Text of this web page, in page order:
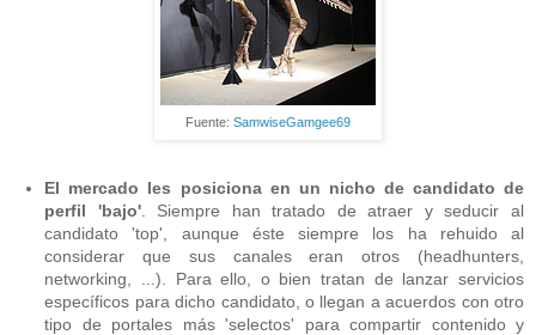
Fuente: SamwiseGamgee69
El mercado les posiciona en un nicho de candidato de
perfil 'bajo'. Siempre han tratado de atraer y seducir al
candidato 'top', aunque éste siempre los ha rehuido al
considerar que sus canales eran otros (headhunters,
networking, ...). Para ello, o bien tratan de lanzar servicios
específicos para dicho candidato, o llegan a acuerdos con otro
tipo de portales más 'selectos' para compartir contenido y